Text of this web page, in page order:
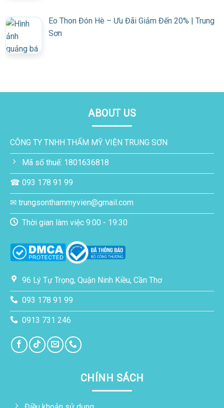
Eo Thon Đón Hè – Ưu Đãi Giảm Đến 20% | Trung
Sơn
ABOUT US
CÔNG TY TNHH THẨM MỸ VIỆN TRUNG SƠN
Mã số thuế: 1801636818
☎ 093 178 91 99
✉ trungsonthammyvien@gmail.com
Thời gian làm việc 9:00 - 19:30
96 Lý Tự Trọng, Quận Ninh Kiều, Cần Thơ
093 178 91 99
0913 731 246
CHÍNH SÁCH